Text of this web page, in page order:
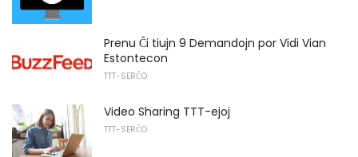
Prenu Ĉi tiujn 9 Demandojn por Vidi Vian
Estontecon
TTT-SERĈO
Video Sharing TTT-ejoj
TTT-SERĈO